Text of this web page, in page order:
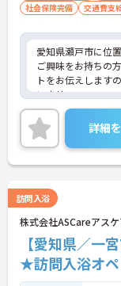
社会保険完備
交通費支
愛知県瀬戸市に位
ご興味をお持ちの
トをお伝えします
いませ。
詳細
訪問入浴
株式会社ASCareアス
【愛知県／一
★訪問入浴オペ